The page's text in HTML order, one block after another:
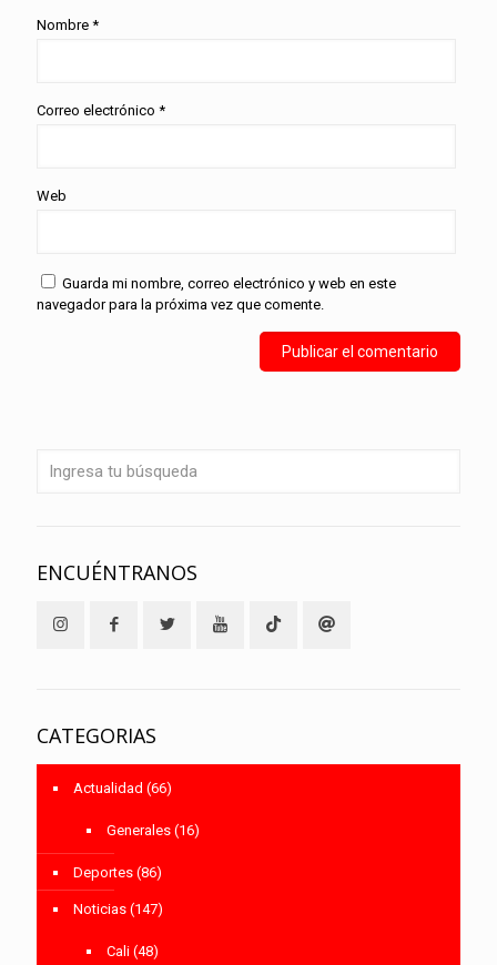
Nombre *
Correo electrónico *
Web
Guarda mi nombre, correo electrónico y web en este
navegador para la próxima vez que comente.
ENCUÉNTRANOS
CATEGORIAS
Actualidad (66)
Generales (16)
Deportes (86)
Noticias (147)
Cali (48)